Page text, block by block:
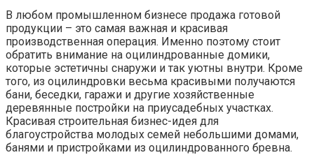
В любом промышленном бизнесе продажа готовой
продукции – это самая важная и красивая
производственная операция. Именно поэтому стоит
обратить внимание на оцилиндрованные домики,
которые эстетичны снаружи и так уютны внутри. Кроме
того, из оцилиндровки весьма красивыми получаются
бани, беседки, гаражи и другие хозяйственные
деревянные постройки на приусадебных участках.
Красивая строительная бизнес-идея для
благоустройства молодых семей небольшими домами,
банями и пристройками из оцилиндрованного бревна.